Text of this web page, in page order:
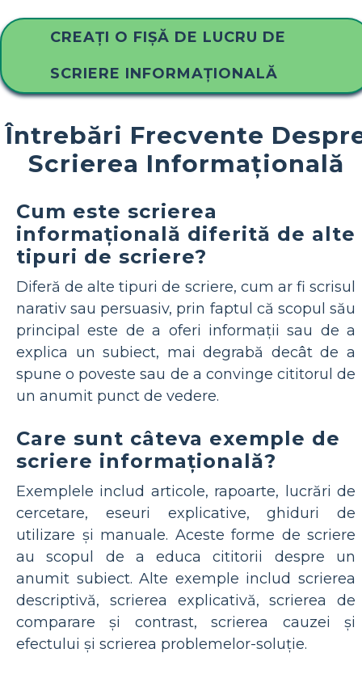
CREAȚI O FIȘĂ DE LUCRU DE
SCRIERE INFORMAȚIONALĂ
Întrebări Frecvente
Scrierea Informațională
Cum este scrierea
informațională diferită de alte
tipuri de scriere?
Diferă de alte tipuri de scriere, cum ar fi scrisul
narativ sau persuasiv, prin faptul că scopul său
principal este de a oferi informații sau de a
explica un subiect, mai degrabă decât de a
spune o poveste sau de a convinge cititorul de
un anumit punct de vedere.
Care sunt câteva exemple de
scriere informațională?
Exemplele includ articole, rapoarte, lucrări de
cercetare, eseuri explicative, ghiduri de
utilizare și manuale. Aceste forme de scriere
au scopul de a educa cititorii despre un
anumit subiect. Alte exemple includ scrierea
descriptivă, scrierea explicativă, scrierea de
comparare și contrast, scrierea cauzei și
efectului și scrierea problemelor-soluție.